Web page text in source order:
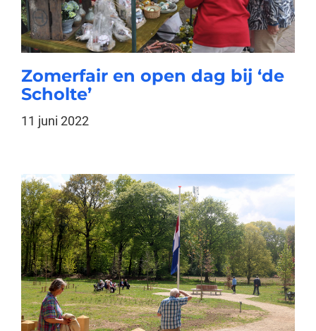
Zomerfair en open dag bij ‘de
Scholte’
11 juni 2022